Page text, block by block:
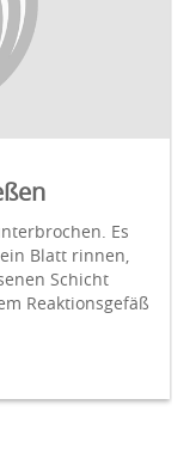
Es
Blatt rinnen,
Schicht
Reaktionsgefäß